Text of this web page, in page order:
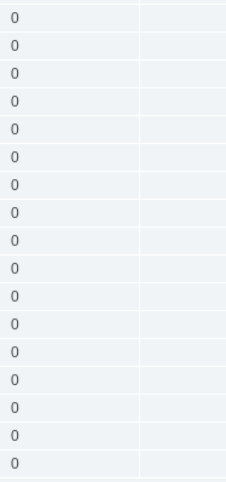
0
0
0
0
0
0
0
0
0
0
0
0
0
0
0
0
0